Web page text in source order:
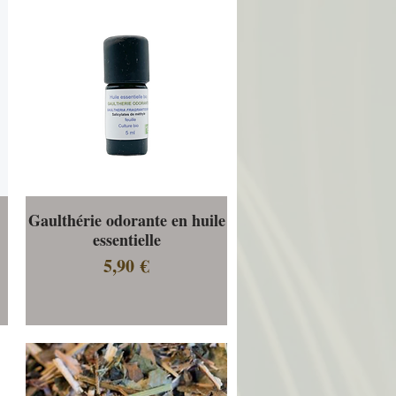
Aperçu rapide
Gaulthérie odorante en huile
essentielle
Prix
5,90 €